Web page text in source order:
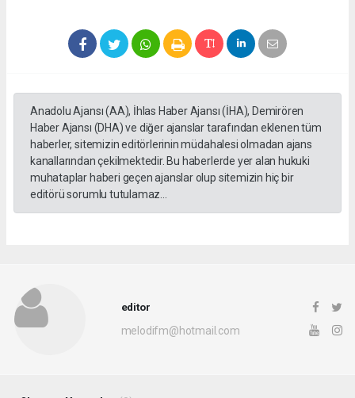
Anadolu Ajansı (AA), İhlas Haber Ajansı (İHA), Demirören
Haber Ajansı (DHA) ve diğer ajanslar tarafından eklenen tüm
haberler, sitemizin editörlerinin müdahalesi olmadan ajans
kanallarından çekilmektedir. Bu haberlerde yer alan hukuki
muhataplar haberi geçen ajanslar olup sitemizin hiç bir
editörü sorumlu tutulamaz...
editor
melodifm@hotmail.com